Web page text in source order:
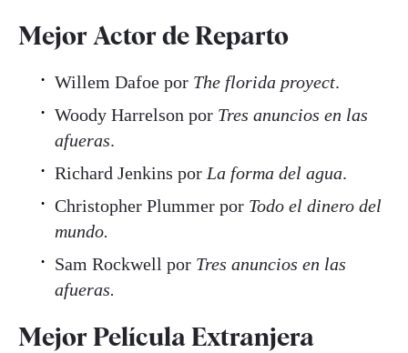
Mejor Actor de Reparto
Willem Dafoe por The florida proyect.
Woody Harrelson por Tres anuncios en las
afueras.
Richard Jenkins por La forma del agua.
Christopher Plummer por Todo el dinero del
mundo.
Sam Rockwell por Tres anuncios en las
afueras.
Mejor Película Extranjera